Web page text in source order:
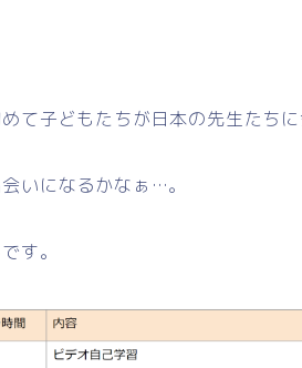
て子どもたちが日本の先生たちに
いになるかなぁ…。
す。